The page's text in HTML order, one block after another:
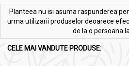
Planteea nu isi asuma raspunderea
urma utilizarii produselor deoarece
de la o persoana
CELE MAI VANDUTE PRODUSE: